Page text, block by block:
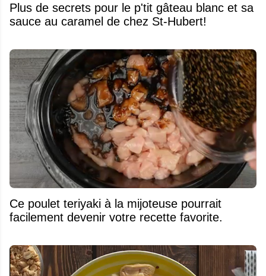
Plus de secrets pour le p'tit gâteau blanc et sa
sauce au caramel de chez St-Hubert!
Ce poulet teriyaki à la mijoteuse pourrait
facilement devenir votre recette favorite.